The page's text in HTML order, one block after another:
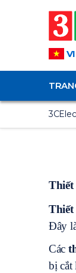
VI
Thiết
Thiết
Đây
Các
bị cắt